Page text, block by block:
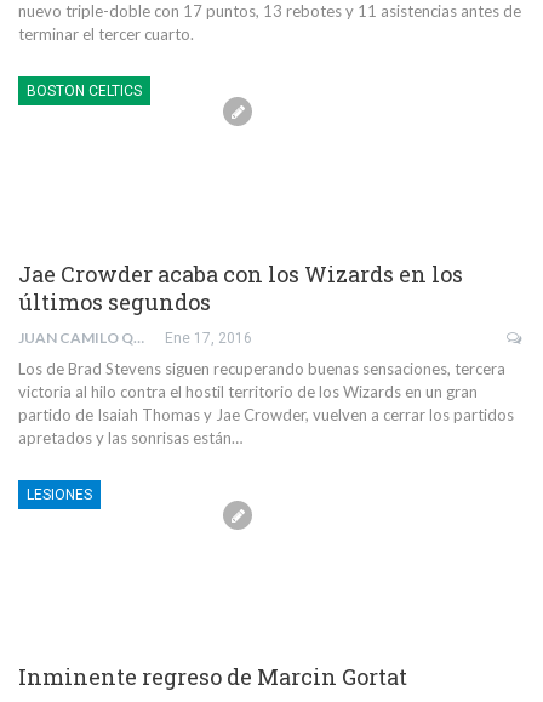
nuevo triple-doble con 17 puntos, 13 rebotes y 11 asistencias antes de
terminar el tercer cuarto.
BOSTON CELTICS
Jae Crowder acaba con los Wizards en los
últimos segundos
JUAN CAMILO QUINTERO RIVERA Ene 17, 2016
Los de Brad Stevens siguen recuperando buenas sensaciones, tercera
victoria al hilo contra el hostil territorio de los Wizards en un gran
partido de Isaiah Thomas y Jae Crowder, vuelven a cerrar los partidos
apretados y las sonrisas están…
LESIONES
Inminente regreso de Marcin Gortat